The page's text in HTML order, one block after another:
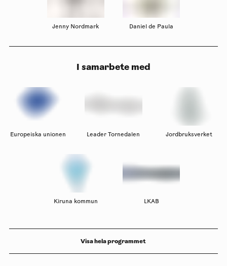
Jenny Nordmark Daniel de Paula
I samarbete med
Europeiska unionen Leader Tornedalen Jordbruksverket
Kiruna kommun LKAB
Visa hela programmet